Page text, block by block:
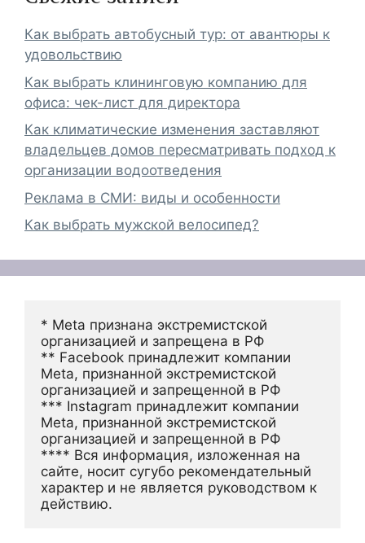
Как выбрать автобусный тур: от авантюры к
удовольствию
Как выбрать клининговую компанию для
офиса: чек-лист для директора
Как климатические изменения заставляют
владельцев домов пересматривать подход к
организации водоотведения
Реклама в СМИ: виды и особенности
Как выбрать мужской велосипед?
* Meta признана экстремистской
организацией и запрещена в РФ
** Facebook принадлежит компании
Meta, признанной экстремистской
организацией и запрещенной в РФ
*** Instagram принадлежит компании
Meta, признанной экстремистской
организацией и запрещенной в РФ
**** Вся информация, изложенная на
сайте, носит сугубо рекомендательный
характер и не является руководством к
действию.